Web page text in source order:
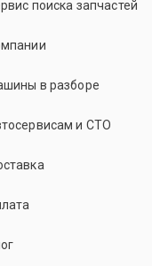
поиска запчастей
в разборе
и СТО